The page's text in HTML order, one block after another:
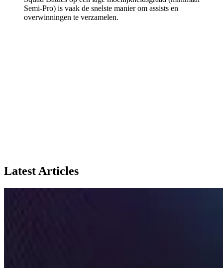
Semi-Pro) is vaak de snelste manier om assists en
overwinningen te verzamelen.
Latest Articles